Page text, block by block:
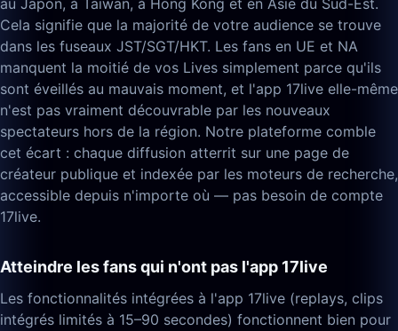
au Japon, à Taïwan, à Hong Kong et en Asie du Sud-Est.
Cela signifie que la majorité de votre audience se trouve
dans les fuseaux JST/SGT/HKT. Les fans en UE et NA
manquent la moitié de vos Lives simplement parce qu'ils
sont éveillés au mauvais moment, et l'app 17live elle-même
n'est pas vraiment découvrable par les nouveaux
spectateurs hors de la région. Notre plateforme comble
cet écart : chaque diffusion atterrit sur une page de
créateur publique et indexée par les moteurs de recherche,
accessible depuis n'importe où — pas besoin de compte
17live.
Atteindre les fans qui n'ont pas l'app 17live
Les fonctionnalités intégrées à l'app 17live (replays, clips
intégrés limités à 15–90 secondes) fonctionnent bien pour